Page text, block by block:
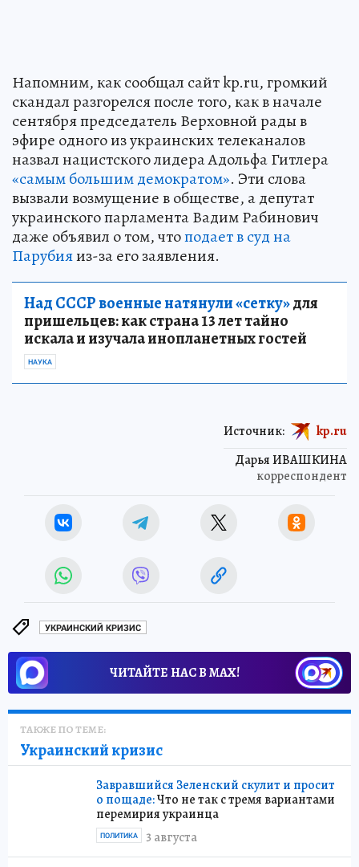
Напомним, как сообщал сайт kp.ru, громкий
скандал разгорелся после того, как в начале
сентября председатель Верховной рады в
эфире одного из украинских телеканалов
назвал нацистского лидера Адольфа Гитлера
«самым большим демократом». Эти слова
вызвали возмущение в обществе, а депутат
украинского парламента Вадим Рабинович
даже объявил о том, чтоподает в суд на
Парубияиз-за его заявления.
Над СССР военные натянули «сетку»для
пришельцев: как страна 13 лет тайно
искала и изучала инопланетных гостей
НАУКА
Дарья ИВАШКИНА
корреспондент
Источник: kp.ru
УКРАИНСКИЙ КРИЗИС
ЧИТАЙТЕ НАС В МАХ!
ТАКЖЕ ПО ТЕМЕ:
Украинский кризис
Завравшийся Зеленский скулит и просит
о пощаде:Что не так с тремя вариантами
перемирия украинца
3 августа
ПОЛИТИКА